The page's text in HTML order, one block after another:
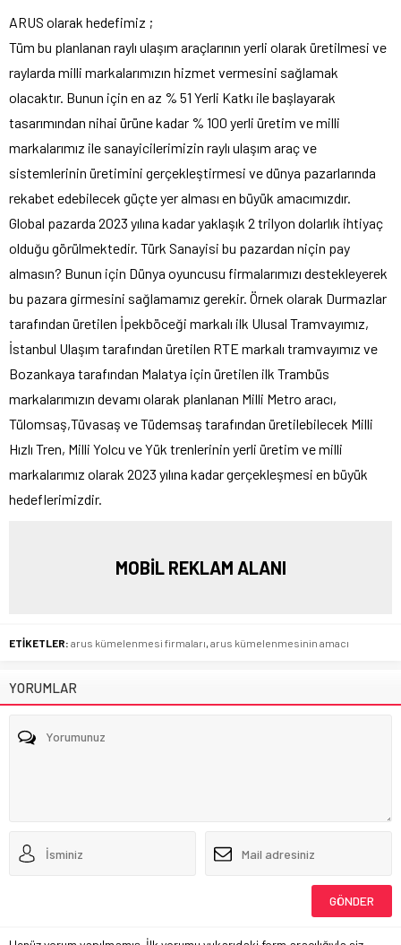
ARUS olarak hedefimiz ;
Tüm bu planlanan raylı ulaşım araçlarının yerli olarak üretilmesi ve
raylarda milli markalarımızın hizmet vermesini sağlamak
olacaktır. Bunun için en az % 51 Yerli Katkı ile başlayarak
tasarımından nihai ürüne kadar % 100 yerli üretim ve milli
markalarımız ile sanayicilerimizin raylı ulaşım araç ve
sistemlerinin üretimini gerçekleştirmesi ve dünya pazarlarında
rekabet edebilecek güçte yer alması en büyük amacımızdır.
Global pazarda 2023 yılına kadar yaklaşık 2 trilyon dolarlık ihtiyaç
olduğu görülmektedir. Türk Sanayisi bu pazardan niçin pay
almasın? Bunun için Dünya oyuncusu firmalarımızı destekleyerek
bu pazara girmesini sağlamamız gerekir. Örnek olarak Durmazlar
tarafından üretilen İpekböceği markalı ilk Ulusal Tramvayımız,
İstanbul Ulaşım tarafından üretilen RTE markalı tramvayımız ve
Bozankaya tarafından Malatya için üretilen ilk Trambüs
markalarımızın devamı olarak planlanan Milli Metro aracı,
Tülomsaş,Tüvasaş ve Tüdemsaş tarafından üretilebilecek Milli
Hızlı Tren, Milli Yolcu ve Yük trenlerinin yerli üretim ve milli
markalarımız olarak 2023 yılına kadar gerçekleşmesi en büyük
hedeflerimizdir.
MOBİL REKLAM ALANI
ETİKETLER: arus kümelenmesi firmaları, arus kümelenmesinin amacı
YORUMLAR